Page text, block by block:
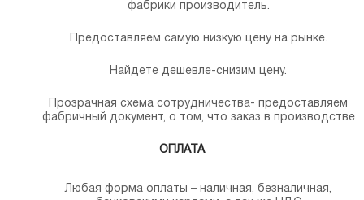
фабрики производитель.
Предоставляем самую низкую цену на рынке.
Найдете дешевле-снизим цену.
Прозрачная схема сотрудничества- предоставляем
фабричный документ, о том, что заказ в производстве
ОПЛАТА
Любая форма оплаты – наличная, безналичная,